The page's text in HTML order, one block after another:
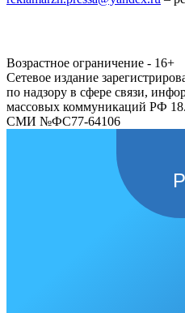
Возрастное ограничение - 16+
Сетевое издание
по надзору в сфере связи,
массовых коммуникаций РФ
СМИ №ФС77-64106